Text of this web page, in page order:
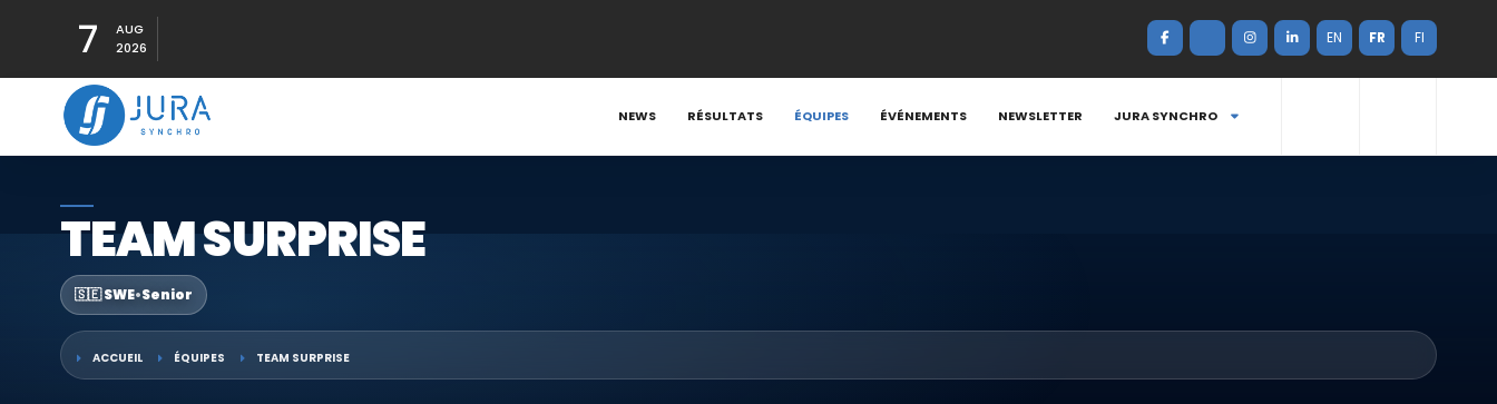
7
AUG
2026
EN FR FI
NEWS RÉSULTATS ÉQUIPES ÉVÉNEMENTS NEWSLETTER JURA SYNCHRO
TEAM SURPRISE
🇸🇪 SWE•Senior
ACCUEIL ÉQUIPES TEAM SURPRISE